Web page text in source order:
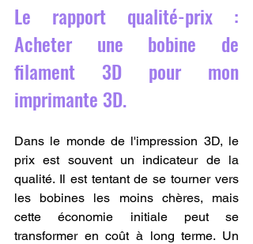
Le rapport qualité-prix :
Acheter une bobine de
filament 3D pour mon
imprimante 3D.
Dans le monde de l'impression 3D, le
prix est souvent un indicateur de la
qualité. Il est tentant de se tourner vers
les bobines les moins chères, mais
cette économie initiale peut se
transformer en coût à long terme. Un